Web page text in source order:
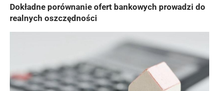
Dokładne porównanie ofert bankowych prowadzi do
realnych oszczędności